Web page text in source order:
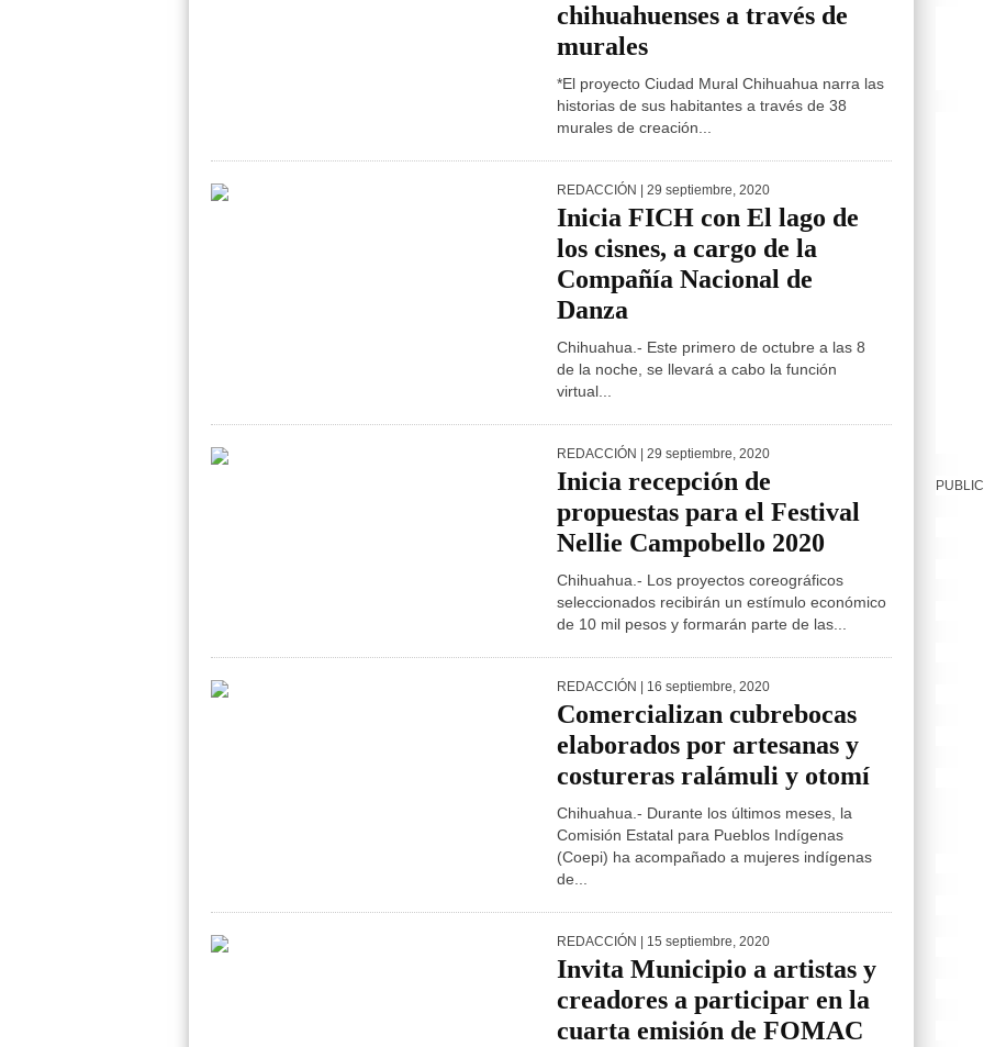
chihuahuenses a través de
murales
*El proyecto Ciudad Mural Chihuahua narra las
historias de sus habitantes a través de 38
murales de creación...
REDACCIÓN | 29 septiembre, 2020
Inicia FICH con El lago de
los cisnes, a cargo de la
Compañía Nacional de
Danza
Chihuahua.- Este primero de octubre a las 8
de la noche, se llevará a cabo la función
virtual...
REDACCIÓN | 29 septiembre, 2020
Inicia recepción de
propuestas para el Festival
Nellie Campobello 2020
Chihuahua.- Los proyectos coreográficos
seleccionados recibirán un estímulo económico
de 10 mil pesos y formarán parte de las...
REDACCIÓN | 16 septiembre, 2020
Comercializan cubrebocas
elaborados por artesanas y
costureras ralámuli y otomí
Chihuahua.- Durante los últimos meses, la
Comisión Estatal para Pueblos Indígenas
(Coepi) ha acompañado a mujeres indígenas
de...
REDACCIÓN | 15 septiembre, 2020
Invita Municipio a artistas y
creadores a participar en la
cuarta emisión de FOMAC